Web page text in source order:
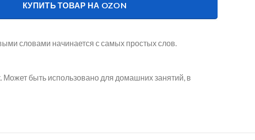
КУПИТЬ ТОВАР НА OZON
словами начинается с самых простых слов.
быть использовано для домашних занятий, в